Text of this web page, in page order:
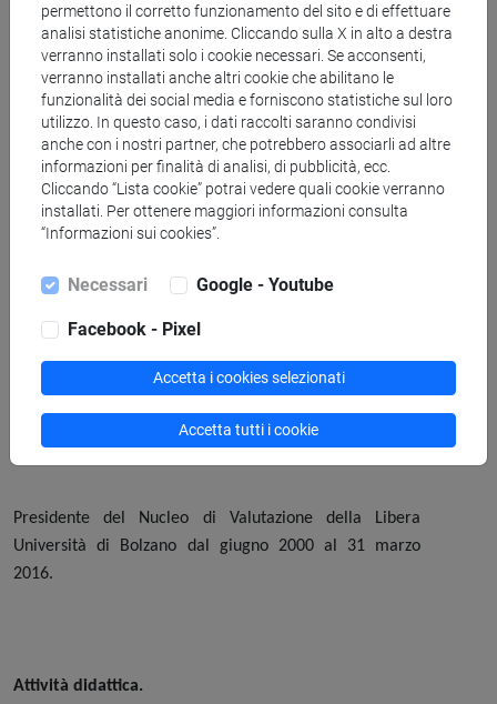
Preside della Facoltà di Economia dal 1 nov. 1993 al 31
ott. 1999.
Presidente del collegio didattico del corso di laurea
Scambi Internazionali
dall’a.a. 2001-2002 all’a.a. 2005-
Incarichi presso altri atenei
Presidente del Nucleo di Valutazione della Libera
Università di Bolzano dal giugno 2000 al 31 marzo
2016.
Attività didattica.
permettono il corretto funzionamento del sito e di effettuare
analisi statistiche anonime. Cliccando sulla X in alto a destra
verranno installati solo i cookie necessari. Se acconsenti,
verranno installati anche altri cookie che abilitano le
funzionalità dei social media e forniscono statistiche sul loro
utilizzo. In questo caso, i dati raccolti saranno condivisi
anche con i nostri partner, che potrebbero associarli ad altre
informazioni per finalità di analisi, di pubblicità, ecc.
Cliccando “Lista cookie” potrai vedere quali cookie verranno
installati. Per ottenere maggiori informazioni consulta
“Informazioni sui cookies”.
Necessari Google - Youtube
Facebook - Pixel
Accetta i cookies selezionati
Accetta tutti i cookie